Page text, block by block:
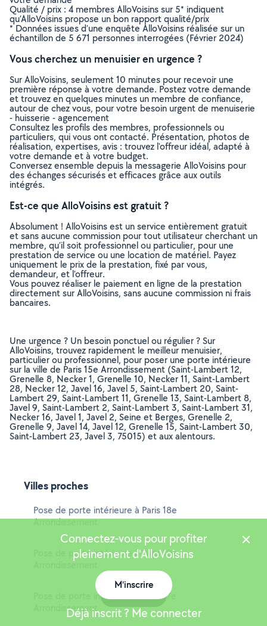
Qualité / prix : 4 membres AlloVoisins sur 5* indiquent
qu’AlloVoisins propose un bon rapport qualité/prix
* Données issues d’une enquête AlloVoisins réalisée sur un
échantillon de 5 671 personnes interrogées (Février 2024)
Vous cherchez un menuisier en urgence ?
Sur AlloVoisins, seulement 10 minutes pour recevoir une
première réponse à votre demande. Postez votre demande
et trouvez en quelques minutes un membre de confiance,
autour de chez vous, pour votre besoin urgent de menuiserie
- huisserie - agencement
Consultez les profils des membres, professionnels ou
particuliers, qui vous ont contacté. Présentation, photos de
réalisation, expertises, avis : trouvez l'offreur idéal, adapté à
votre demande et à votre budget.
Conversez ensemble depuis la messagerie AlloVoisins pour
des échanges sécurisés et efficaces grâce aux outils
intégrés.
Est-ce que AlloVoisins est gratuit ?
Absolument ! AlloVoisins est un service entièrement gratuit
et sans aucune commission pour tout utilisateur cherchant un
membre, qu’il soit professionnel ou particulier, pour une
prestation de service ou une location de matériel. Payez
uniquement le prix de la prestation, fixé par vous,
demandeur, et l’offreur.
Vous pouvez réaliser le paiement en ligne de la prestation
directement sur AlloVoisins, sans aucune commission ni frais
bancaires.
Une urgence ? Un besoin ponctuel ou régulier ? Sur
AlloVoisins, trouvez rapidement le meilleur menuisier,
particulier ou professionnel, pour poser une porte intérieure
sur la ville de Paris 15e Arrondissement (Saint-Lambert 12,
Grenelle 8, Necker 1, Grenelle 10, Necker 11, Saint-Lambert
28, Necker 12, Javel 16, Javel 5, Saint-Lambert 20, Saint-
Lambert 29, Saint-Lambert 11, Grenelle 13, Saint-Lambert 8,
Javel 9, Saint-Lambert 2, Saint-Lambert 3, Saint-Lambert 31,
Necker 16, Javel 1, Javel 2, Seine et Berges, Grenelle 2,
Grenelle 9, Javel 14, Javel 12, Grenelle 15, Saint-Lambert 30,
Saint-Lambert 23, Javel 3, 75015) et aux alentours.
Villes proches
Pose de porte intérieure à Paris 18e
Arrondissement
Pose de porte intérieure à Paris 10e
Arrondissement
Pose de porte intérieure à Paris 17e
Arrondissement
Connectez-vous pour profiter
pleinement d'AlloVoisins
M'inscrire
Déjà inscrit ? Me connecter